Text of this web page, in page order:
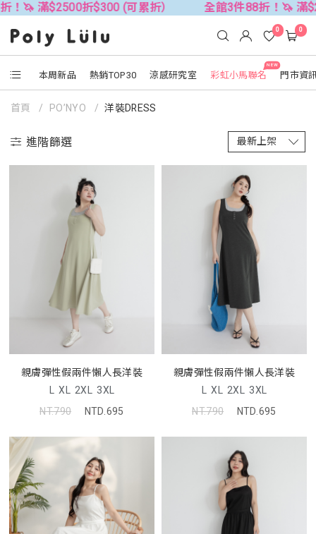
折$300 (可累折） 全館3件88折！🦄 滿$2500折
本周新品 熱銷TOP30 涼感研究室
NEW
彩虹小馬聯名 門市資
0 0
首頁 PO’NYO 洋裝DRESS
進階篩選
親膚彈性假兩件懶人長洋裝
L XL 2XL 3XL
NT.790
NTD.695
親膚彈性假兩件懶人長洋裝
L XL 2XL 3XL
NT.790
NTD.695